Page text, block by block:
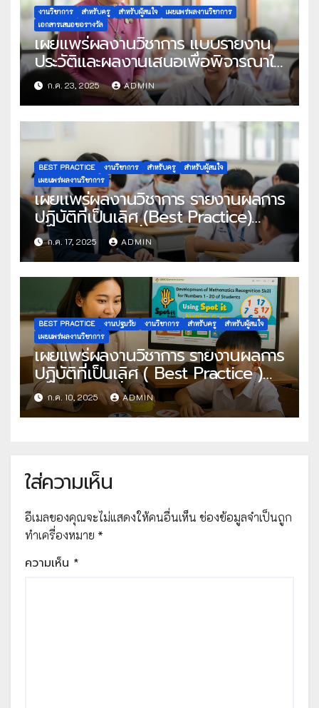
งานวิชาการ สำหรับครู สำหรับผู้สนใจ
เผยแพร่ผลงานวิชาการ
เอกสารเสนอขอรางวัล
เผยแพร่ผลงานวิชาการ แบบรายงาน
ประวัติและผลงานเสนอเพื่อพิจารณาใน
โครงการครูดีในดวงใจ ประจำปี 2568
ครั้งที่ 22
ก.ค. 23, 2025 ADMIN
BEST PRACTICE งานวิชาการ สำหรับครู
สำหรับผู้สนใจ
เผยแพร่ผลงานวิชาการ
เผยเเพร่ผลงานวิชาการ รายงานผลการ
ปฏิบัติที่เป็นเลิศ (Best Practice)
ประเภท ผู้สร้างสื่อเทคโนโลยีดิจิทัล
ประจำปีงบประมาณ พ.ศ. 2568 เรื่อง
การพัฒนานวัตกรรมการเรียนการสอน
สุขศึกษาและพลศึกษา เรื่อง อาหาร
หลัก 5 หมู่ โดยใช้เทคนิค co-5STEPS
เพื่อกระบวนการจัดการเรียนรู้เชิง
รุก(active learning) ร่วมกับการใช้สื่อ
ระบบคลังสื่อเทคโนโลยีดิจิทัล OBEC
Centent Center
ก.ค. 17, 2025 ADMIN
BEST PRACTICE งานปฐมวัย งานวิชาการ สำหรับครู
สำหรับผู้สนใจ
เผยแพร่ผลงานวิชาการ
เผยแพร่ผลงานวิชาการ รายงานผลการ
ปฏิบัติที่เป็นเลิศ ( Best Practice )
ประเภท ผู้ใช้สื่อเทคโนโลยีดิจิทัจ
OBEC Content Center การพัฒนา
ทักษะทางคณิตศาสตร์ด้านการจดจำ
คลังสื่อ OBEC Content Center
ก.ค. 10, 2025 ADMIN
ใส่ความเห็น
อีเมลของคุณจะไม่แสดงให้คนอื่นเห็น ช่องข้อมูลจำเป็นถูก
ทำเครื่องหมาย *
ความเห็น *